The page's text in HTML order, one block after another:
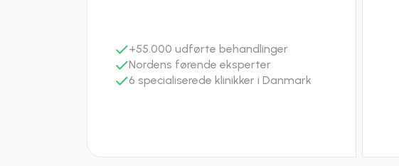
+55.000 udførte behandlinger
Nordens førende eksperter
6 specialiserede klinikker i Danmark